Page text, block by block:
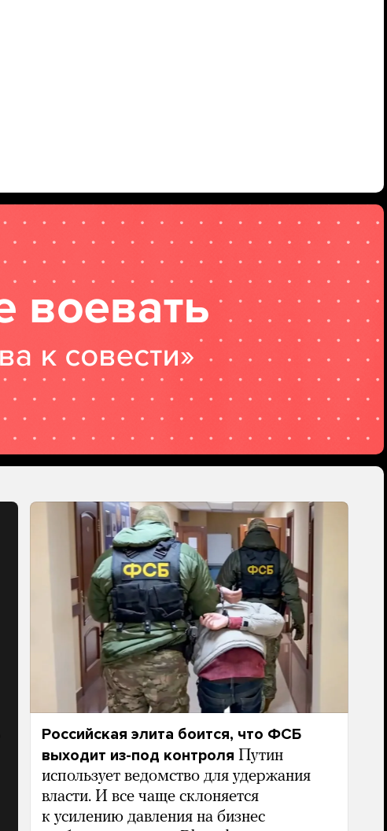
Российская элита боится, что ФСБ
выходит из-под контроля Путин
использует ведомство для удержания
власти. И все чаще склоняется
к усилению давления на бизнес